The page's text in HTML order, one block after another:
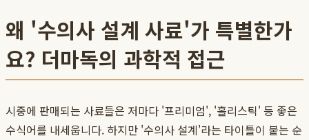
왜 '수의사 설계 사료'가 특별한가
요? 더마독의 과학적 접근
시중에 판매되는 사료들은 저마다 '프리미엄', '홀리스틱' 등 좋은
수식어를 내세웁니다. 하지만 '수의사 설계'라는 타이틀이 붙는 순